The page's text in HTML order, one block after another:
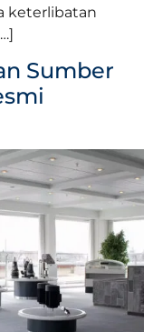
keterlibatan
Sumber